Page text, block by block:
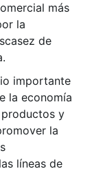
más
la
de
importante
la economía
y
la
líneas de